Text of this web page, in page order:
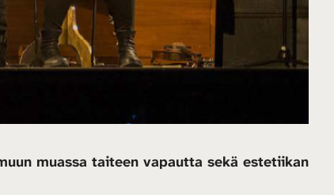
muassa taiteen vapautta sekä estetiikan